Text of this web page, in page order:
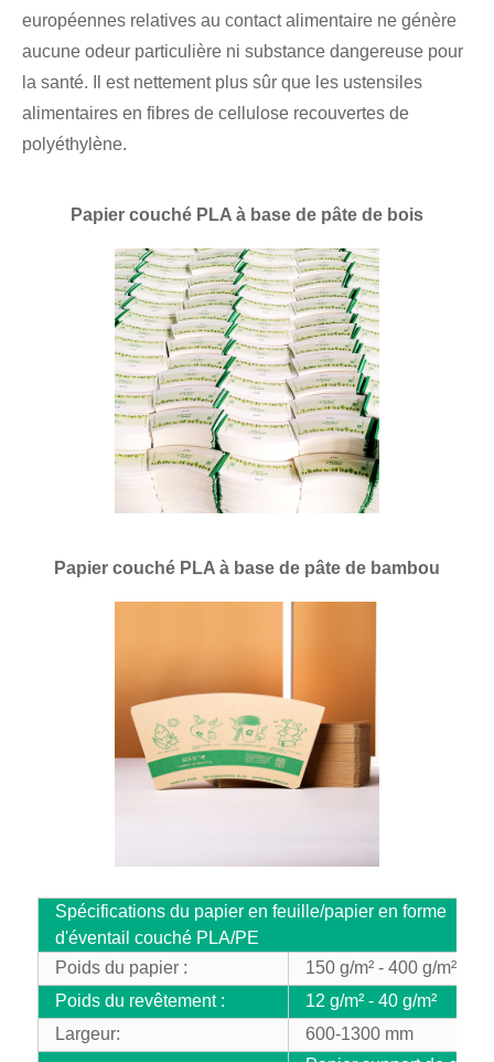
européennes relatives au contact alimentaire ne génère
aucune odeur particulière ni substance dangereuse pour
la santé. Il est nettement plus sûr que les ustensiles
alimentaires en fibres de cellulose recouvertes de
polyéthylène.
Papier couché PLA à base de pâte de bois
Papier couché PLA à base de pâte de bambou
Spécifications du papier en feuille/papier en forme
d'éventail couché PLA/PE
Poids du papier :
150 g/m² - 400 g/m²
Poids du revêtement :
12 g/m² - 40 g/m²
Largeur:
600-1300 mm